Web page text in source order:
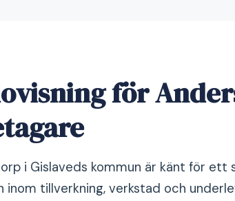
för
i Gislaveds kommun är känt för
inom tillverkning, verkstad och